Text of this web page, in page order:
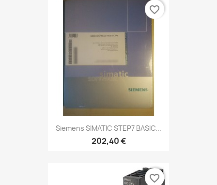
Siemens SIMATIC STEP7 BASIC...
202,40 €
favorite_border
favorite_border